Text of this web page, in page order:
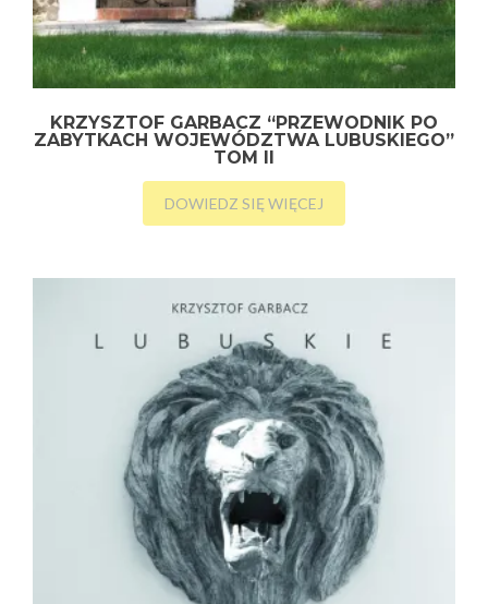
KRZYSZTOF GARBACZ “PRZEWODNIK PO
ZABYTKACH WOJEWÓDZTWA LUBUSKIEGO”
TOM II
DOWIEDZ SIĘ WIĘCEJ